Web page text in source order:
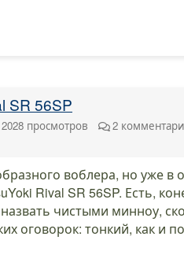
SR 56SP
2028 просмотров 2
воблера, но уже в
Rival SR 56SP. Есть,
чистыми минноу,
оговорок: тонкий, как и